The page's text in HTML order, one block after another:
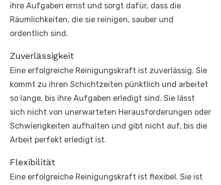
ihre Aufgaben ernst und sorgt dafür, dass die
Räumlichkeiten, die sie reinigen, sauber und
ordentlich sind.
Zuverlässigkeit
Eine erfolgreiche Reinigungskraft ist zuverlässig. Sie
kommt zu ihren Schichtzeiten pünktlich und arbeitet
so lange, bis ihre Aufgaben erledigt sind. Sie lässt
sich nicht von unerwarteten Herausforderungen oder
Schwierigkeiten aufhalten und gibt nicht auf, bis die
Arbeit perfekt erledigt ist.
Flexibilität
Eine erfolgreiche Reinigungskraft ist flexibel. Sie ist